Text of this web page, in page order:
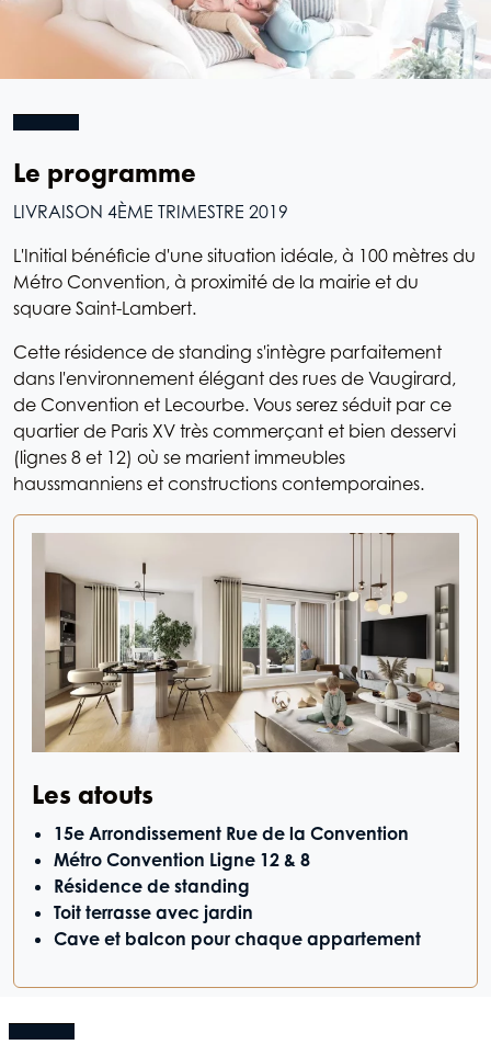
Le programme
LIVRAISON 4ÈME TRIMESTRE 2019
L'Initial bénéficie d'une situation idéale, à 100 mètres du
Métro Convention, à proximité de la mairie et du
square Saint-Lambert.
Cette résidence de standing s'intègre parfaitement
dans l'environnement élégant des rues de Vaugirard,
de Convention et Lecourbe. Vous serez séduit par ce
quartier de Paris XV très commerçant et bien desservi
(lignes 8 et 12) où se marient immeubles
haussmanniens et constructions contemporaines.
Les atouts
15e Arrondissement Rue de la Convention
Métro Convention Ligne 12 & 8
Résidence de standing
Toit terrasse avec jardin
Cave et balcon pour chaque appartement